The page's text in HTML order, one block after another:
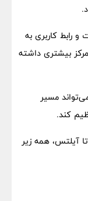
رابط کاربری به
بیشتری داشته
مسیر
کند.
آیلتس، همه زیر